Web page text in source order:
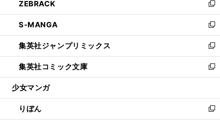
く
で
開
く
ド
ウ
で
開
く
ィ
ン
ド
ウ
で
開
く
い
ウ
ィ
ン
ド
ウ
で
開
ZEBRACK
新
し
い
ウ
ィ
ン
ド
ウ
開
く
S-MANGA
新
し
い
ウ
ィ
ン
ウ
で
開
集英社ジャンプリミックス
新
し
い
ウ
ン
ド
集英社コミック文庫
新
し
ウ
ィ
少女マンガ
りぼん
新